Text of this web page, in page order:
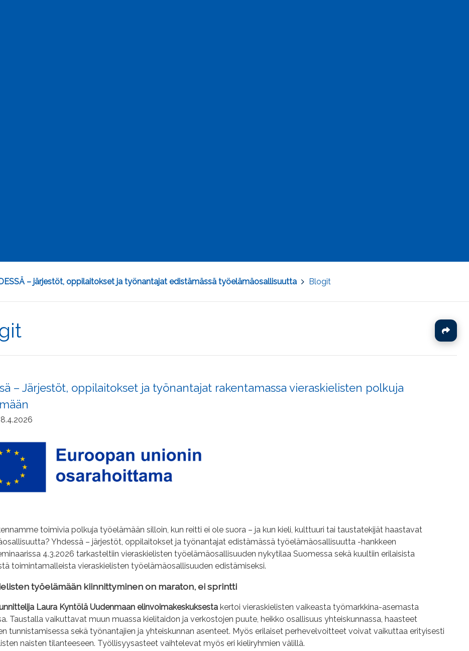
– järjestöt, oppilaitokset ja työnantajat edistämässä työelämäosallisuutta Blogit
– Järjestöt, oppilaitokset ja työnantajat rakentamassa vieraskielisten polkuja
toimivia polkuja työelämään silloin, kun reitti ei ole suora – ja kun kieli, kulttuuri tai taustatekijät haastavat
Yhdessä – järjestöt, oppilaitokset ja työnantajat edistämässä työelämäosallisuutta -hankkeen
4.3.2026 tarkasteltiin vieraskielisten työelämäosallisuuden nykytilaa Suomessa sekä kuultiin erilaisista
toimintamalleista vieraskielisten työelämäosallisuuden edistämiseksi.
työelämään kiinnittyminen on maraton, ei sprintti
Laura Kyntölä Uudenmaan elinvoimakeskuksesta kertoi vieraskielisten vaikeasta työmarkkina-asemasta
Taustalla vaikuttavat muun muassa kielitaidon ja verkostojen puute, heikko osallisuus yhteiskunnassa, haasteet
tunnistamisessa sekä työnantajien ja yhteiskunnan asenteet. Myös erilaiset perhevelvoitteet voivat vaikuttaa erityisesti
naisten tilanteeseen. Työllisyysasteet vaihtelevat myös eri kieliryhmien välillä.